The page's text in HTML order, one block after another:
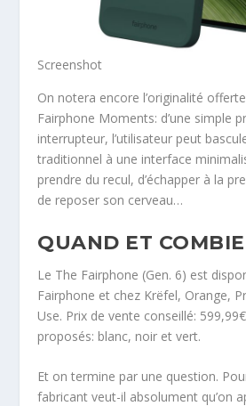
Screenshot
On notera encore l’originalité
Fairphone Moments: d’une simple
interrupteur, l’utilisateur peut
traditionnel à une interface
prendre du recul, d’échapper à la
de reposer son cerveau…
QUAND ET
Le The Fairphone (Gen. 6) est
Fairphone et chez Krëfel, Orange,
Use. Prix de vente conseillé:
proposés: blanc, noir et vert.
Et on termine par une question.
fabricant veut-il absolument qu’on